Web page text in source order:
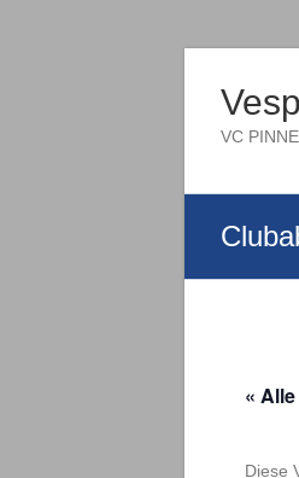
VC
«
Diese